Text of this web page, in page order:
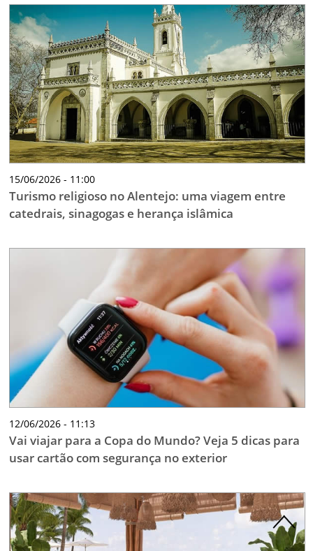
15/06/2026 - 11:00
Turismo religioso no Alentejo: uma viagem entre
catedrais, sinagogas e herança islâmica
12/06/2026 - 11:13
Vai viajar para a Copa do Mundo? Veja 5 dicas para
usar cartão com segurança no exterior